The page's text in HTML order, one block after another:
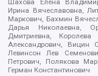
Шахова Елена
Ирина Вячеславовна,
Маркович, Бахмин
Дарья Николаевна,
Дмитриевна,
Александрович, Вицин
Левинсон Лев
Петрович, Полякова
Герман Константинович